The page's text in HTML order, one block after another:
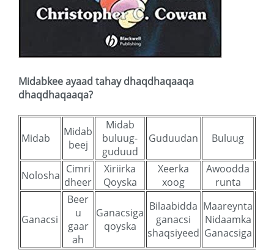
Midabkee ayaad tahay dhaqdhaqaaqa
dhaqdhaqaaqa?
Midab
Midab
beej
Midab
buluug-
guduud
Guduudan Buluug
Nolosha Cimri
dheer
Xiriirka
Qoyska
Xeerka
xoog
Awoodda
runta
Ganacsi
Beer
u
gaar
ah
Ganacsiga
qoyska
Bilaabidda
ganacsi
shaqsiyeed
Maareynta
Nidaamka
Ganacsiga